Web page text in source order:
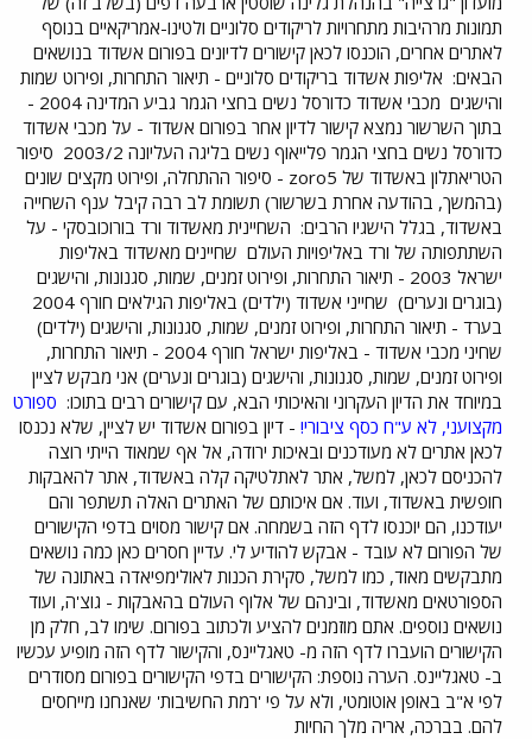
תמונות מרהיבות מתחרויות לריקודים סלוניים ולטינו-אמריקאיים בנוסף
לאתרים אחרים, הוכנסו לכאן קישורים לדיונים בפורום אשדוד בנושאים
הבאים: אליפות אשדוד בריקודים סלוניים - תיאור התחרות, ופירוט שמות
והישגים
מכבי אשדוד כדורסל נשים בחצי הגמר גביע המדינה 2004 -
בתוך השרשור נמצא קישור לדיון אחר בפורום אשדוד - על מכבי אשדוד
כדורסל נשים בחצי הגמר פלייאוף נשים בליגה העליונה 2003/2
סיפור
הטריאתלון באשדוד של zoro5 - סיפור ההתחלה, ופירוט מקצים שונים
(בהמשך, בהודעה אחרת בשרשור) תשומת לב רבה קיבל ענף השחייה
באשדוד, בגלל הישגיו הרבים: השחיינית מאשדוד ורד בורוכובסקי - על
השתתפותה של ורד באליפויות העולם שחיינים מאשדוד באליפות
ישראל 2003 - תיאור התחרות, ופירוט זמנים, שמות, סגנונות, והישגים
(בוגרים ונערים)
שחייני אשדוד (ילדים) באליפות הגילאים חורף 2004
בערד - תיאור התחרות, ופירוט זמנים, שמות, סגנונות, והישגים (ילדים)
שחיני מכבי אשדוד - באליפות ישראל חורף 2004 - תיאור התחרות,
ופירוט זמנים, שמות, סגנונות, והישגים (בוגרים ונערים) אני מבקש לציין
במיוחד את הדיון העקרוני והאיכותי הבא, עם קישורים רבים בתוכו: ספורט
מקצועני, לא ע"ח כסף ציבורי! - דיון בפורום אשדוד יש לציין, שלא נכנסו
לכאן אתרים לא מעודכנים ובאיכות ירודה, אל אף שמאוד הייתי רוצה
להכניסם לכאן, למשל, אתר לאתלטיקה קלה באשדוד, אתר להאבקות
חופשית באשדוד, ועוד. אם איכותם של האתרים האלה תשתפר והם
יעודכנו, הם יוכנסו לדף הזה בשמחה. אם קישור מסוים בדפי הקישורים
של הפורום לא עובד - אבקש להודיע לי. עדיין חסרים כאן כמה נושאים
מתבקשים מאוד, כמו למשל, סקירת הכנות לאולימפיאדה באתונה של
הספורטאים מאשדוד, ובינהם של אלוף העולם בהאבקות - גוצ'ה, ועוד
נושאים נוספים. אתם מוזמנים להציע ולכתוב בפורום. שימו לב, חלק מן
הקישורים הועברו לדף הזה מ- טאגליינס, והקישור לדף הזה מופיע עכשיו
ב- טאגליינס. הערה נוספת: הקישורים בדפי הקישורים בפורום מסודרים
לפי א"ב באופן אוטומטי, ולא על פי 'רמת החשיבות' שאנחנו מייחסים
להם. בברכה, אריה מלך החיות